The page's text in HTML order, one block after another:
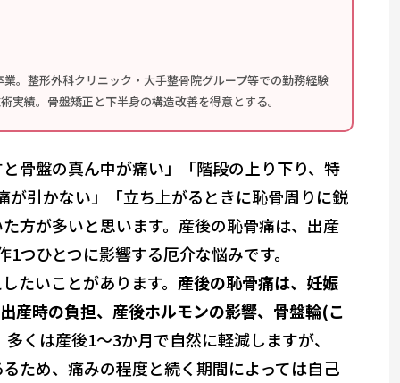
。整形外科クリニック・大手整骨院グループ等での勤務経験
実績。骨盤矯正と下半身の構造改善を得意とする。
骨盤の真ん中が痛い」「階段の上り下り、特
引かない」「立ち上がるときに恥骨周りに鋭
方が多いと思います。産後の恥骨痛は、出産
つひとつに影響する厄介な悩みです。
たいことがあります。 産後の恥骨痛は、妊娠
産時の負担、産後ホルモンの影響、骨盤輪(こ
多くは産後1〜3か月で自然に軽減しますが、
ため、痛みの程度と続く期間によっては自己